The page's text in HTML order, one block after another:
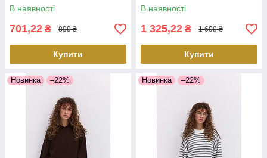
В наявності
701,22 ₴ 899 ₴
Купити
В наявності
1 325,22 ₴ 1 699 ₴
Купити
Новинка –22% Новинка –22%